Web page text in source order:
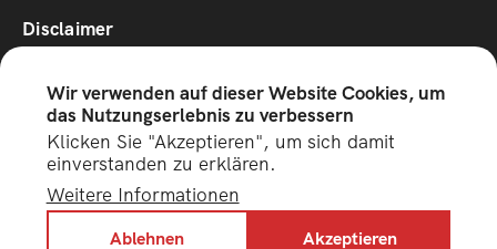
Disclaimer
Social
Media
Unterstützt vom Innovationsfond für Tourimus des
Staatssekretariats für Wirtschaft (SECO)
Wir verwenden auf dieser Website Cookies, um
das Nutzungserlebnis zu verbessern
Klicken Sie "Akzeptieren", um sich damit
einverstanden zu erklären.
Weitere Informationen
Akzeptieren
Ablehnen